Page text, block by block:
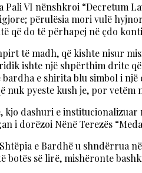
Pali VI nënshkroi “Decretum
përulësia mori vulë
që do të përhapej në çdo
të madh, që kishte nisur
ishte një shpërthim drite
e shirita blu simbol i
nuk pyeste kush je, por vetëm
kjo dashuri e
i dorëzoi Nënë Terezës
e Bardhë u shndërrua
botës së lirë, mishëronte